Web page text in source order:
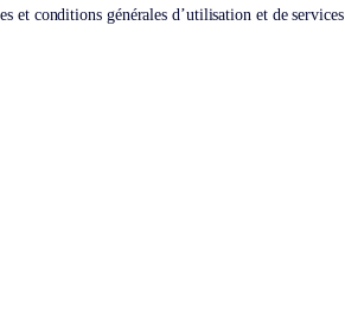
et conditions générales d’utilisation et de services